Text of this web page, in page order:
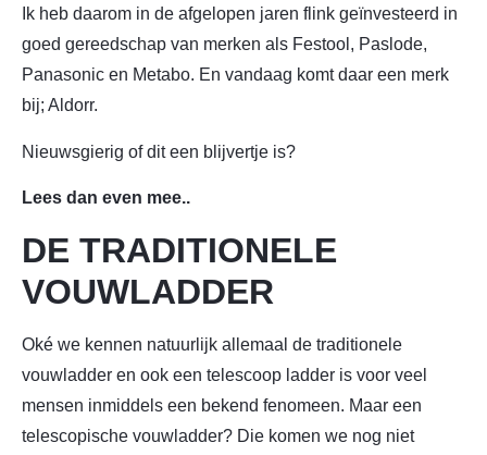
Ik heb daarom in de afgelopen jaren flink geïnvesteerd in
goed gereedschap van merken als Festool, Paslode,
Panasonic en Metabo. En vandaag komt daar een merk
bij; Aldorr.
Nieuwsgierig of dit een blijvertje is?
Lees dan even mee..
DE TRADITIONELE
VOUWLADDER
Oké we kennen natuurlijk allemaal de traditionele
vouwladder en ook een telescoop ladder is voor veel
mensen inmiddels een bekend fenomeen. Maar een
telescopische vouwladder? Die komen we nog niet